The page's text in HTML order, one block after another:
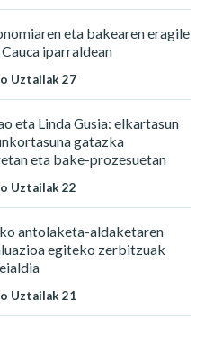
eta bakearen eragile
iparraldean
Uztailak 27
eta Linda Gusia: elkartasun
gatazka
eta bake-prozesuetan
Uztailak 22
antolaketa-aldaketaren
egiteko zerbitzuak
Uztailak 21